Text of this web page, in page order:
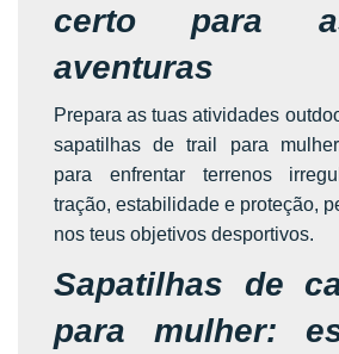
certo para
aventuras
Prepara as tuas atividades
sapatilhas de trail para
para enfrentar terrenos
tração, estabilidade e proteção,
nos teus objetivos desportivos.
Sapatilhas de
para mulher: